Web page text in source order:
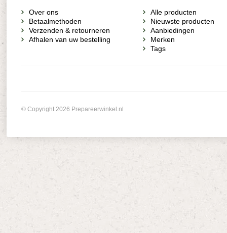
Over ons
Betaalmethoden
Verzenden & retourneren
Afhalen van uw bestelling
Alle producten
Nieuwste producten
Aanbiedingen
Merken
Tags
© Copyright 2026 Prepareerwinkel.nl